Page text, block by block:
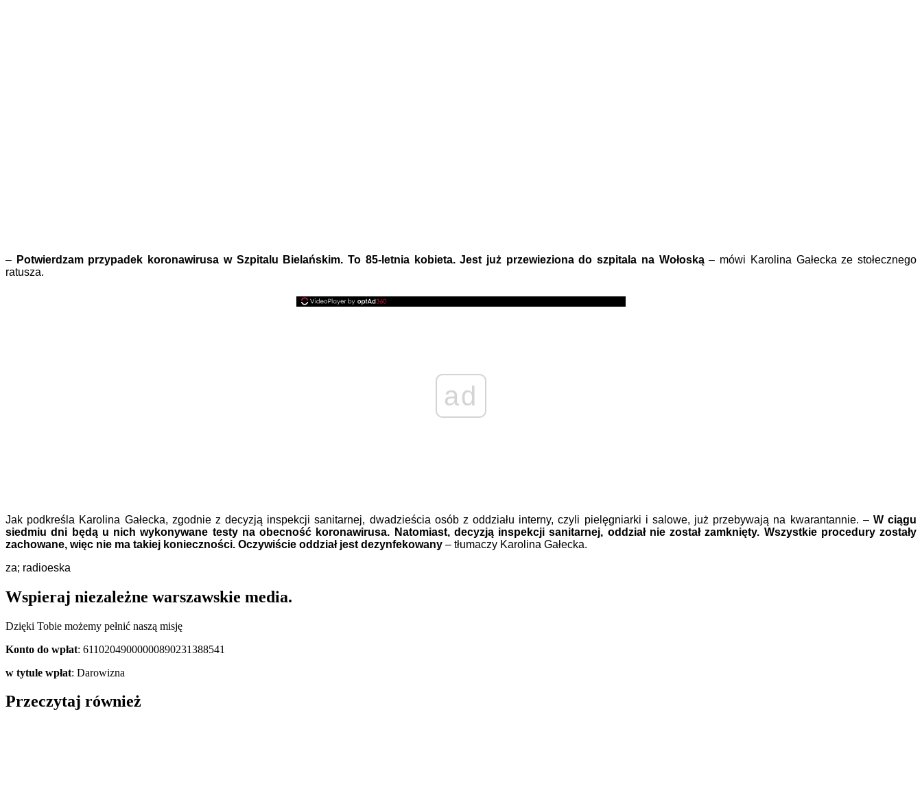
– Potwierdzam przypadek koronawirusa w Szpitalu Bielańskim. To 85-letnia kobieta. Jest już przewieziona do szpitala na Wołoską– mówi Karolina Gałecka ze stołecznego
ratusza.
ad
Jak podkreśla Karolina Gałecka, zgodnie z decyzją inspekcji sanitarnej, dwadzieścia osób z oddziału interny, czyli pielęgniarki i salowe, już przebywają na kwarantannie. – W ciągu
siedmiu dni będą u nich wykonywane testy na obecność koronawirusa. Natomiast, decyzją inspekcji sanitarnej, oddział nie został zamknięty. Wszystkie procedury zostały
zachowane, więc nie ma takiej konieczności. Oczywiście oddział jest dezynfekowany – tłumaczy Karolina Gałecka.
za; radioeska
Wspieraj niezależne warszawskie media.
Dzięki Tobie możemy pełnić naszą misję
Konto do wpłat: 61102049000000890231388541
w tytule wpłat: Darowizna
Przeczytaj również